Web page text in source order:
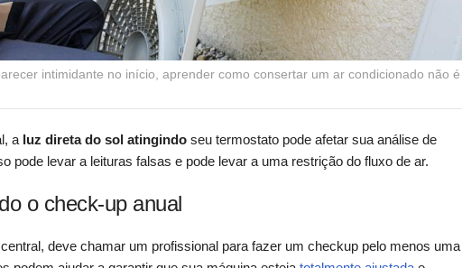
intimidante no início, aprender como consertar um ar condicionado não é
a luz direta do sol atingindo seu termostato pode afetar sua análise de
pode levar a leituras falsas e pode levar a uma restrição do fluxo de ar.
o check-up anual
deve chamar um profissional para fazer um checkup pelo menos uma